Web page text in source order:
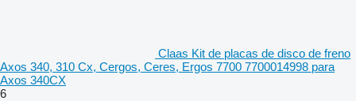
Claas Kit de placas de disco de freno
Axos 340, 310 Cx, Cergos, Ceres, Ergos 7700 7700014998 para
Axos 340CX
6